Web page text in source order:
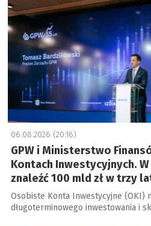
06.08.2026 (20:16)
GPW i Ministerstwo
Kontach Inwestycyjnych.
znaleźć 100 mld zł w trzy
Osobiste Konta Inwestycyjne (OKI)
długoterminowego inwestowania i